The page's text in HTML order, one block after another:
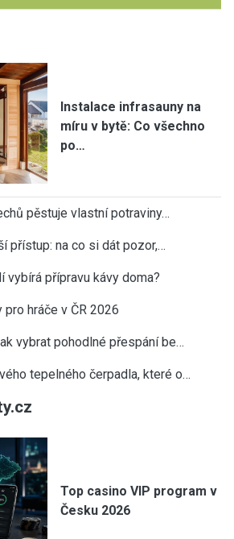
Instalace infrasauny na
míru v bytě: Co všechno
po…
pěstuje vlastní potraviny…
přístup: na co si dát pozor,…
přípravu kávy doma?
hráče v ČR 2026
vybrat pohodlné přespání be…
tepelného čerpadla, které o…
Top casino VIP program v
Česku 2026